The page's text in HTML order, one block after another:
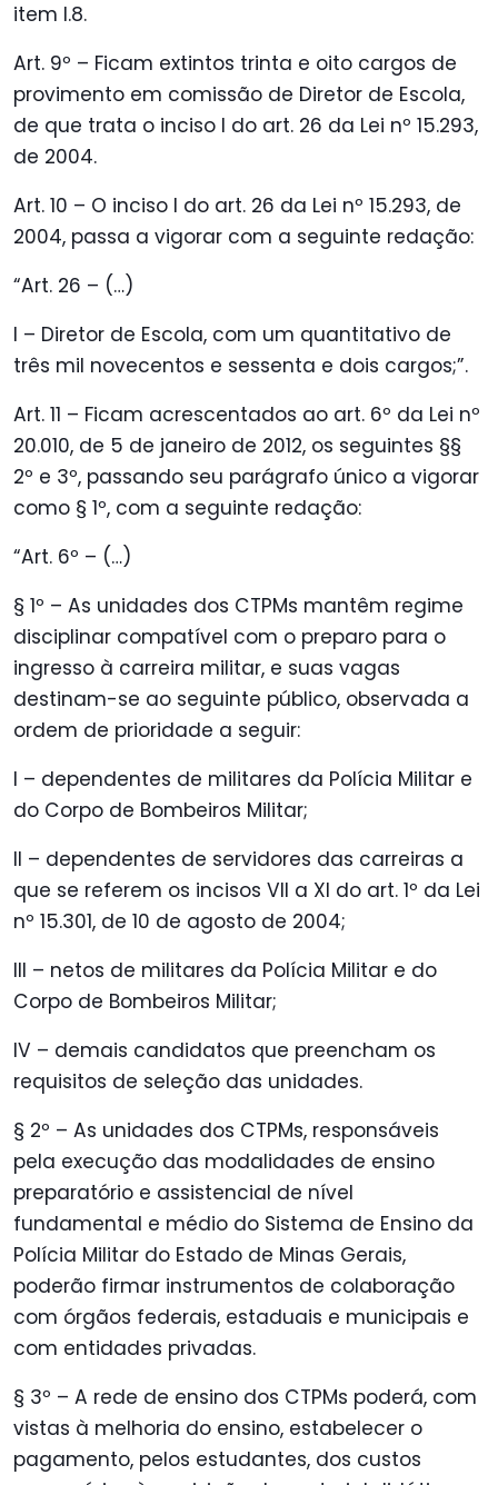
item I.8.
Art. 9º – Ficam extintos trinta e oito cargos de
provimento em comissão de Diretor de Escola,
de que trata o inciso I do art. 26 da Lei nº 15.293,
de 2004.
Art. 10 – O inciso I do art. 26 da Lei nº 15.293, de
2004, passa a vigorar com a seguinte redação:
“Art. 26 – (…)
I – Diretor de Escola, com um quantitativo de
três mil novecentos e sessenta e dois cargos;”.
Art. 11 – Ficam acrescentados ao art. 6º da Lei nº
20.010, de 5 de janeiro de 2012, os seguintes §§
2º e 3º, passando seu parágrafo único a vigorar
como § 1º, com a seguinte redação:
“Art. 6º – (…)
§ 1º – As unidades dos CTPMs mantêm regime
disciplinar compatível com o preparo para o
ingresso à carreira militar, e suas vagas
destinam-se ao seguinte público, observada a
ordem de prioridade a seguir:
I – dependentes de militares da Polícia Militar e
do Corpo de Bombeiros Militar;
II – dependentes de servidores das carreiras a
que se referem os incisos VII a XI do art. 1º da Lei
nº 15.301, de 10 de agosto de 2004;
III – netos de militares da Polícia Militar e do
Corpo de Bombeiros Militar;
IV – demais candidatos que preencham os
requisitos de seleção das unidades.
§ 2º – As unidades dos CTPMs, responsáveis
pela execução das modalidades de ensino
preparatório e assistencial de nível
fundamental e médio do Sistema de Ensino da
Polícia Militar do Estado de Minas Gerais,
poderão firmar instrumentos de colaboração
com órgãos federais, estaduais e municipais e
com entidades privadas.
§ 3º – A rede de ensino dos CTPMs poderá, com
vistas à melhoria do ensino, estabelecer o
pagamento, pelos estudantes, dos custos